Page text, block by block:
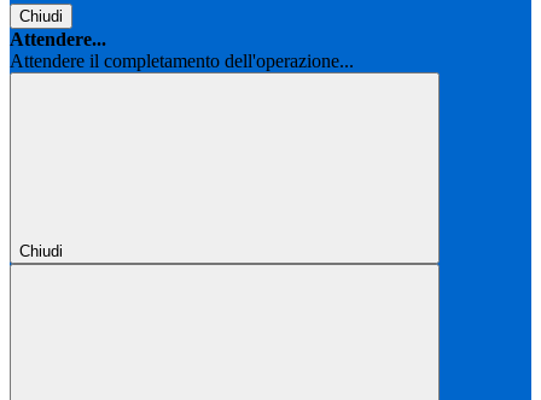
Chiudi
Attendere...
Attendere il completamento dell'operazione...
Chiudi